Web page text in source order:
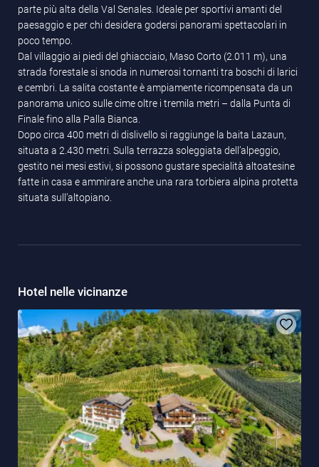
parte più alta della Val Senales. Ideale per sportivi amanti del
paesaggio e per chi desidera godersi panorami spettacolari in
poco tempo.
Dal villaggio ai piedi del ghiacciaio, Maso Corto (2.011 m), una
strada forestale si snoda in numerosi tornanti tra boschi di larici
e cembri. La salita costante è ampiamente ricompensata da un
panorama unico sulle cime oltre i tremila metri – dalla Punta di
Finale fino alla Palla Bianca.
Dopo circa 400 metri di dislivello si raggiunge la baita Lazaun,
situata a 2.430 metri. Sulla terrazza soleggiata dell’alpeggio,
gestito nei mesi estivi, si possono gustare specialità altoatesine
fatte in casa e ammirare anche una rara torbiera alpina protetta
situata sull’altopiano.
Hotel nelle vicinanze